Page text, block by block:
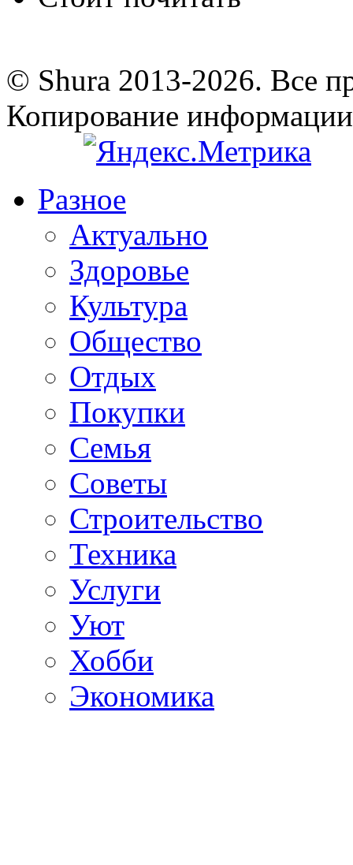
© Shura 2013-2026. Все
Копирование
Разное
Актуально
Здоровье
Культура
Общество
Отдых
Покупки
Семья
Советы
Строительство
Техника
Услуги
Уют
Хобби
Экономика